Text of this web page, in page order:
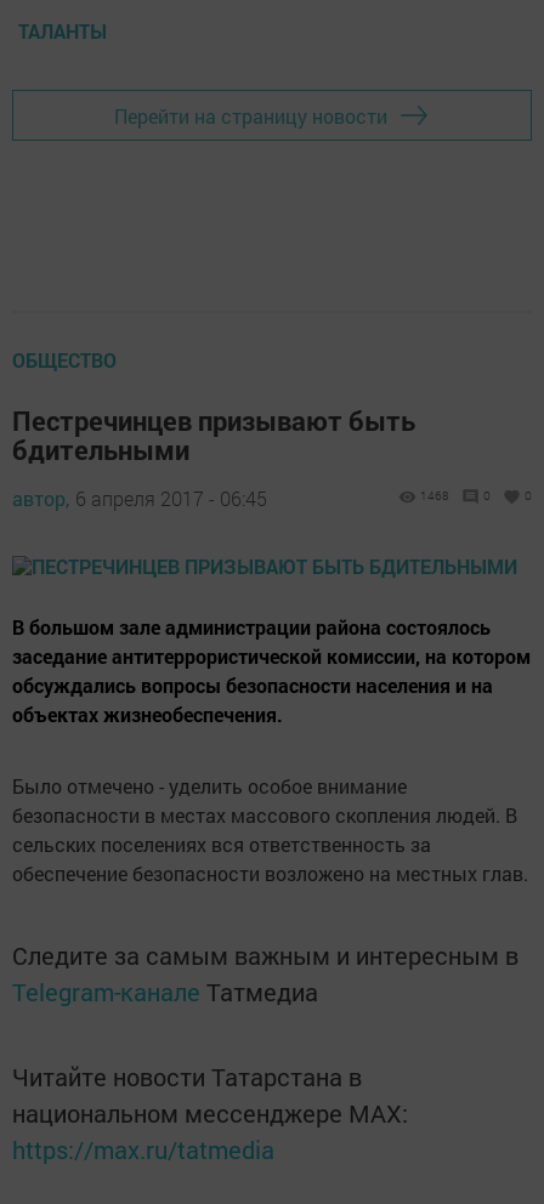
ТАЛАНТЫ
Перейти на страницу новости
ОБЩЕСТВО
Пестречинцев призывают быть
бдительными
автор, 6 апреля 2017 - 06:45 1468 0 0
В большом зале администрации района состоялось
заседание антитеррористической комиссии, на котором
обсуждались вопросы безопасности населения и на
объектах жизнеобеспечения.
Было отмечено - уделить особое внимание
безопасности в местах массового скопления людей. В
сельских поселениях вся ответственность за
обеспечение безопасности возложено на местных глав.
Следите за самым важным и интересным в
Telegram-канале Татмедиа
Читайте новости Татарстана в
национальном мессенджере MАХ:
https://max.ru/tatmedia